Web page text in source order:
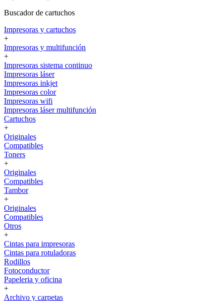
Buscador de cartuchos
Impresoras y cartuchos
+
Impresoras y multifunción
+
Impresoras sistema continuo
Impresoras láser
Impresoras inkjet
Impresoras color
Impresoras wifi
Impresoras láser multifunción
Cartuchos
+
Originales
Compatibles
Toners
+
Originales
Compatibles
Tambor
+
Originales
Compatibles
Otros
+
Cintas para impresoras
Cintas para rotuladoras
Rodillos
Fotoconductor
Papeleria y oficina
+
Archivo y carpetas